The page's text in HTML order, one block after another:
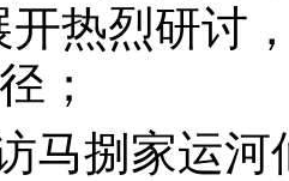
开热烈研讨
；
马捌家运